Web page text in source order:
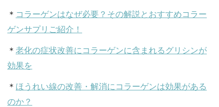
＊ コラーゲンはなぜ必要？その解説とおすすめコラー
ゲンサプリご紹介！
＊ 老化の症状改善にコラーゲンに含まれるグリシンが
効果を
＊ ほうれい線の改善・解消にコラーゲンは効果がある
のか？